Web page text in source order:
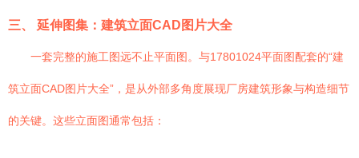
三、 延伸图集：建筑立面CAD图片大全
一套完整的施工图远不止平面图。与17801024平面图配套的“建
筑立面CAD图片大全”，是从外部多角度展现厂房建筑形象与构造细节
的关键。这些立面图通常包括：